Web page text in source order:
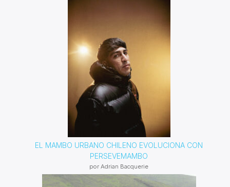
EL MAMBO URBANO CHILENO EVOLUCIONA CON
PERSEVEMAMBO
por Adrian Bacquerie